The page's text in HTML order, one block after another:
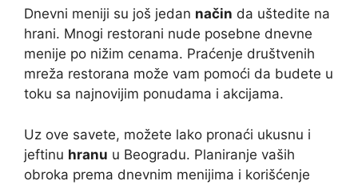
Dnevni meniji su još jedan način da uštedite na
hrani. Mnogi restorani nude posebne dnevne
menije po nižim cenama. Praćenje društvenih
mreža restorana može vam pomoći da budete u
toku sa najnovijim ponudama i akcijama.
Uz ove savete, možete lako pronaći ukusnu i
jeftinu hranu u Beogradu. Planiranje vaših
obroka prema dnevnim menijima i korišćenje